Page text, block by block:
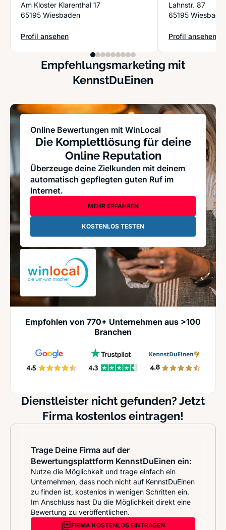
Am Kloster Klarenthal 17
65195 Wiesbaden
Profil ansehen
: Restaurant La Casa
Lahnstr. 87
65195
Profil ansehen
: Phaistos Zur
Empfehlungsmarketing mit
KennstDuEinen
Online Bewertungen mit WinLocal
Die Komplettlösung für deine
Online Reputation
Überzeuge deine Zielkunden mit deinem
automatisch gepflegten guten Ruf im
Internet.
MEHR ERFAHREN
KOSTENLOS TESTEN
Empfohlen von 770+ Unternehmen aus >100
Branchen
Dienstleister nicht gefunden? Jetzt
Firma kostenlos eintragen!
Trage Deine Firma auf der
Bewertungsplattform KennstDuEinen ein:
Nutze die Möglichkeit und trage einfach ein
Unternehmen, dass noch nicht auf KennstDuEinen
zu finden ist, kostenlos in wenigen Schritten ein.
Im Anschluss hast Du die Möglichkeit direkt eine
Bewertung zu veröffentlichen.
FIRMA KOSTENLOS EINTRAGEN